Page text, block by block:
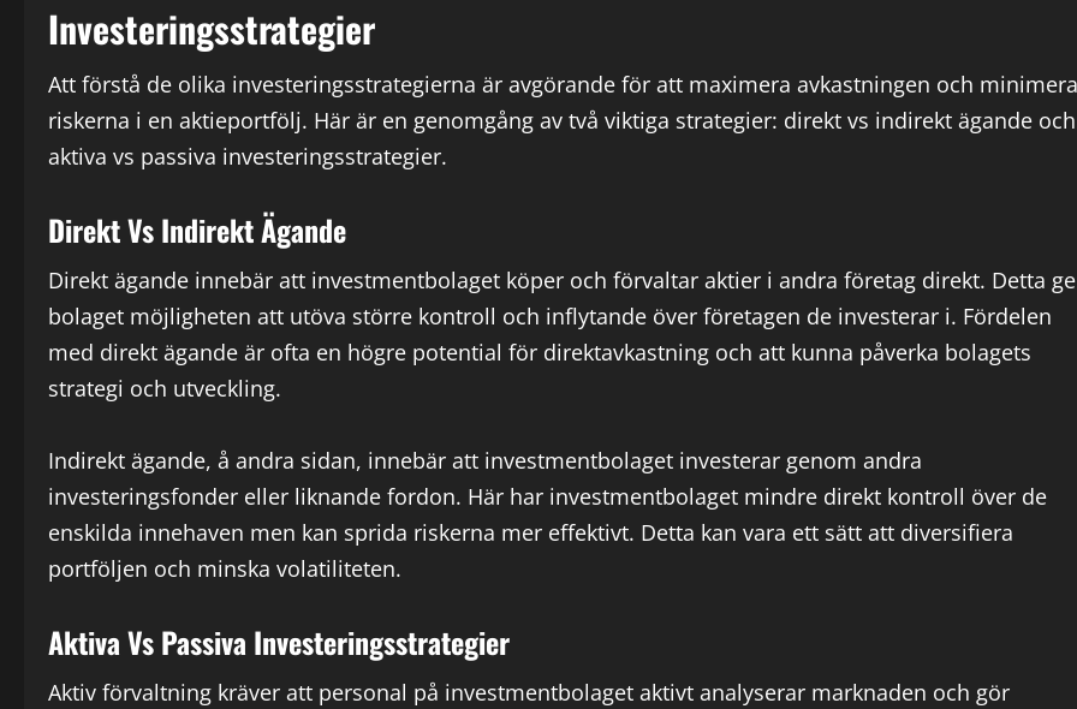
Investeringsstrategier
Att förstå de olika investeringsstrategierna är avgörande för att maximera avkastningen och minimera
riskerna i en aktieportfölj. Här är en genomgång av två viktiga strategier: direkt vs indirekt ägande och
aktiva vs passiva investeringsstrategier.
Direkt Vs Indirekt Ägande
Direkt ägande innebär att investmentbolaget köper och förvaltar aktier i andra företag direkt. Detta
bolaget möjligheten att utöva större kontroll och inflytande över företagen de investerar i. Fördelen
med direkt ägande är ofta en högre potential för direktavkastning och att kunna påverka bolagets
strategi och utveckling.
Indirekt ägande, å andra sidan, innebär att investmentbolaget investerar genom andra
investeringsfonder eller liknande fordon. Här har investmentbolaget mindre direkt kontroll över de
enskilda innehaven men kan sprida riskerna mer effektivt. Detta kan vara ett sätt att diversifiera
portföljen och minska volatiliteten.
Aktiva Vs Passiva Investeringsstrategier
Aktiv förvaltning kräver att personal på investmentbolaget aktivt analyserar marknaden och gör